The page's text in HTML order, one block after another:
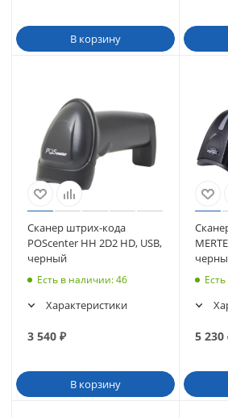
В корзину
Сканер штрих-кода
POScenter HH 2D2 HD, USB,
черный
Есть в наличии: 46
Характеристики
3 540 ₽
В корзину
5 230